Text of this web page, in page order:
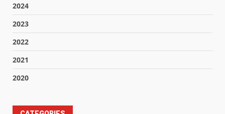
2024
2023
2022
2021
2020